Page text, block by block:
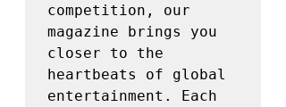
competition, our
magazine brings you
closer to the
heartbeats of global
entertainment. Each